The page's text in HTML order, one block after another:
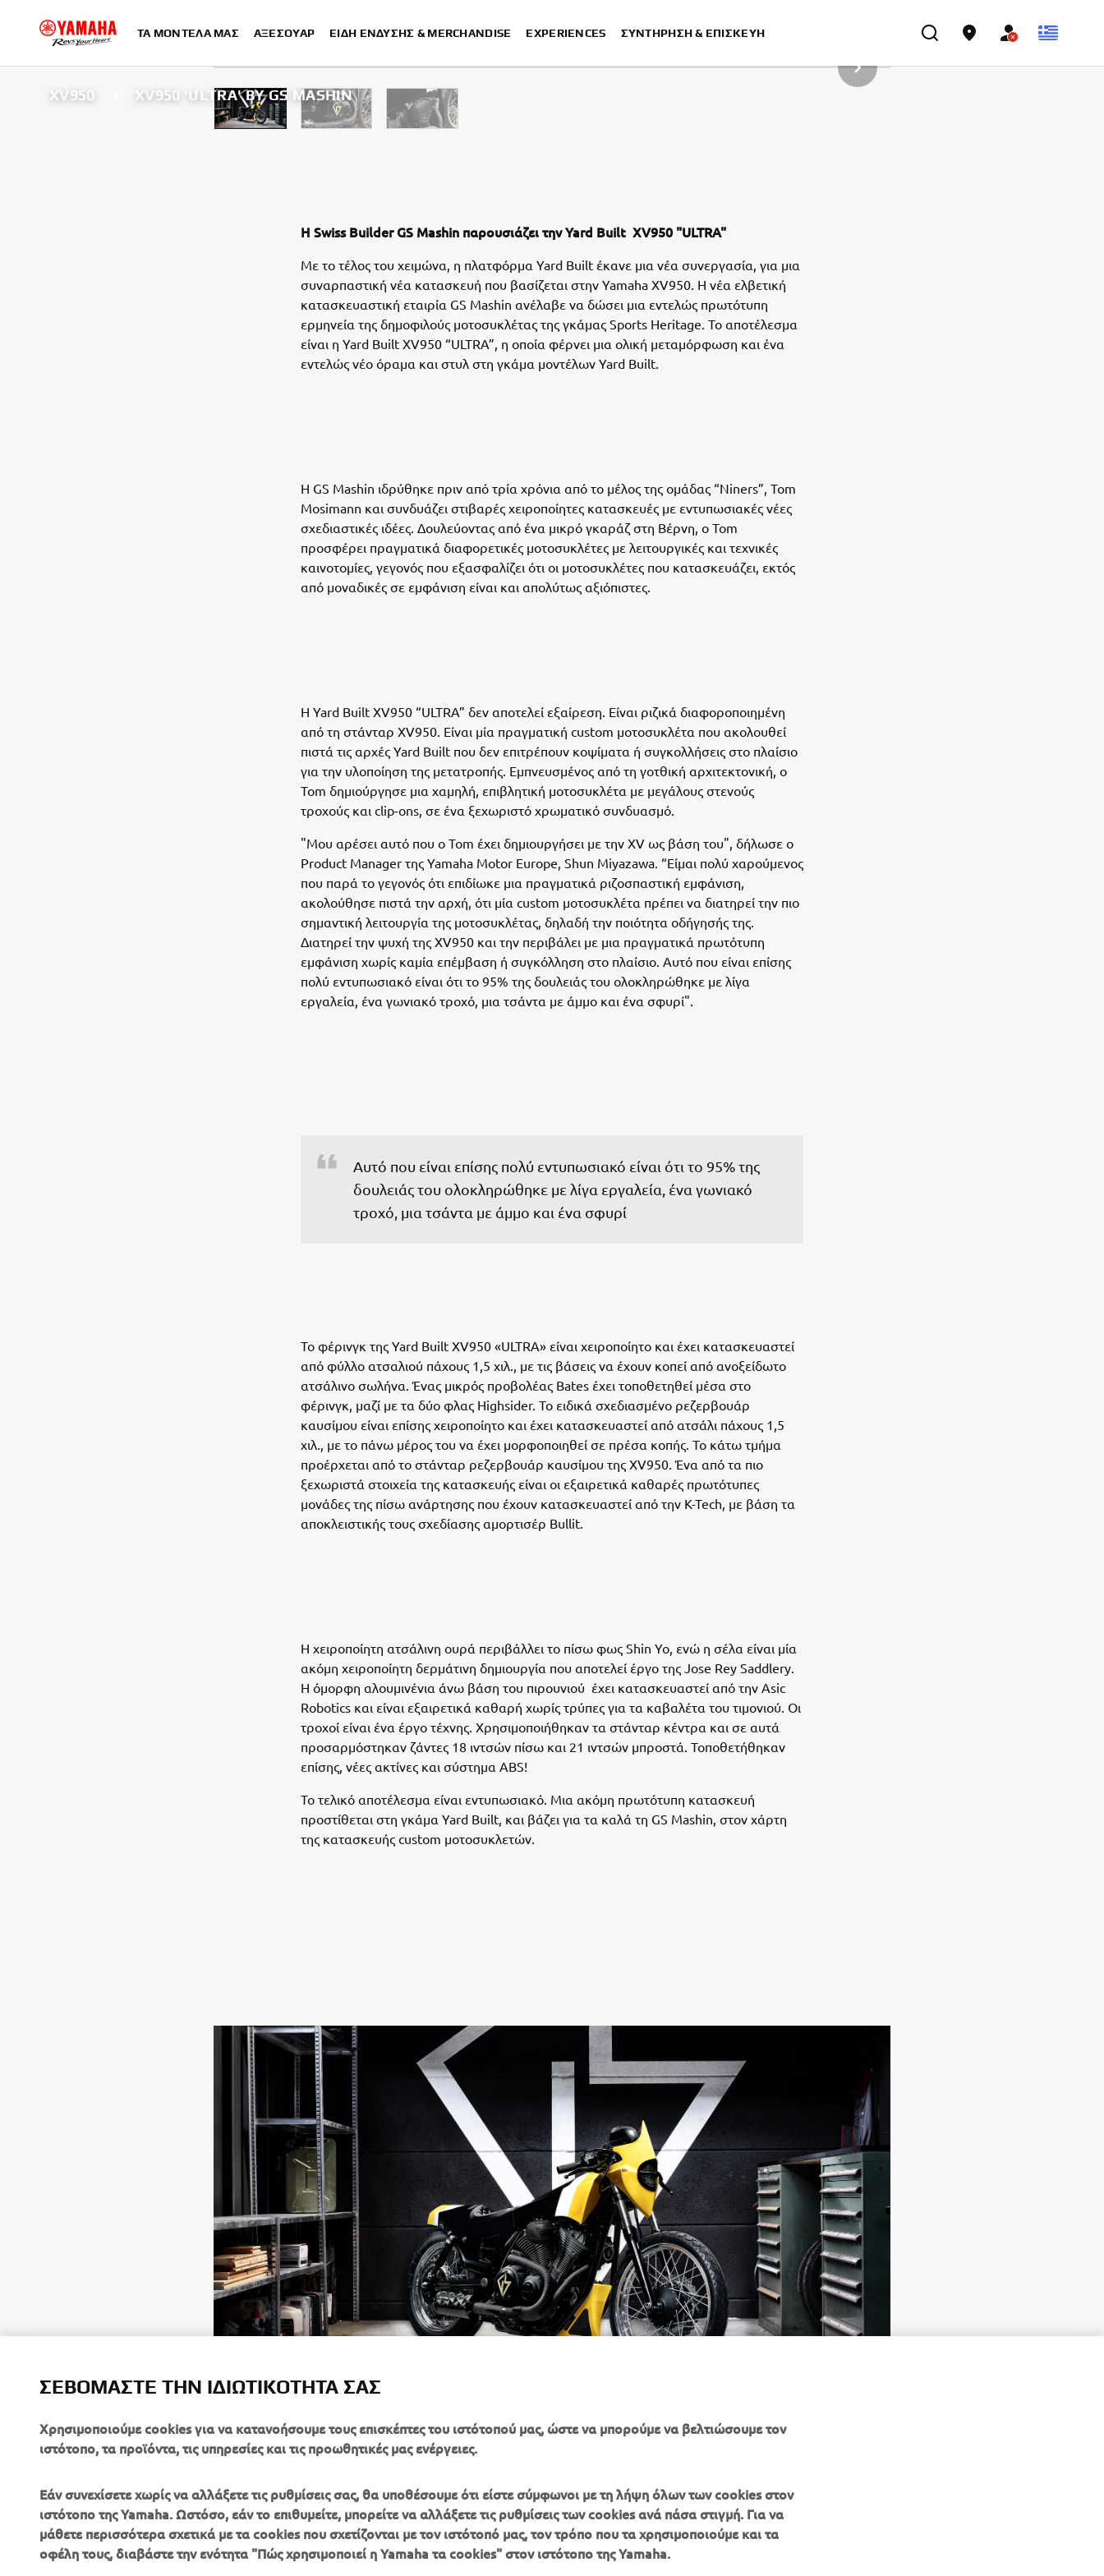
ΤΑ ΜΟΝΤΈΛΑ ΜΑΣ ΑΞΕΣΟΥΆΡ ΕΊΔΗ ΈΝΔΥΣΗΣ & MERCHANDISE EXPERIENCES ΣΥΝΤΉΡΗΣΗ & ΕΠΙΣΚΕΥΉ
XV950 XV950 'ULTRA' BY GS MASHIN
ΝΈΟ ΠΡΟΪΌΝ ΣΥΛΛΟΓΉΣ
Η Swiss Builder GS Mashin παρουσιάζει την Yard Built XV950 "ULTRA"
Με το τέλος του χειμώνα, η πλατφόρμα Yard Built έκανε μια νέα συνεργασία, για μια
συναρπαστική νέα κατασκευή που βασίζεται στην Yamaha XV950. Η νέα ελβετική
κατασκευαστική εταιρία GS Mashin ανέλαβε να δώσει μια εντελώς πρωτότυπη
ερμηνεία της δημοφιλούς μοτοσυκλέτας της γκάμας Sports Heritage. Το αποτέλεσμα
είναι η Yard Built XV950 “ULTRA”, η οποία φέρνει μια ολική μεταμόρφωση και ένα
εντελώς νέο όραμα και στυλ στη γκάμα μοντέλων Yard Built.
Η GS Mashin ιδρύθηκε πριν από τρία χρόνια από το μέλος της ομάδας “Niners”, Tom
Mosimann και συνδυάζει στιβαρές χειροποίητες κατασκευές με εντυπωσιακές νέες
σχεδιαστικές ιδέες. Δουλεύοντας από ένα μικρό γκαράζ στη Βέρνη, ο Tom
προσφέρει πραγματικά διαφορετικές μοτοσυκλέτες με λειτουργικές και τεχνικές
καινοτομίες, γεγονός που εξασφαλίζει ότι οι μοτοσυκλέτες που κατασκευάζει, εκτός
από μοναδικές σε εμφάνιση είναι και απολύτως αξιόπιστες.
Η Yard Built XV950 “ULTRA” δεν αποτελεί εξαίρεση. Είναι ριζικά διαφοροποιημένη
από τη στάνταρ XV950. Είναι μία πραγματική custom μοτοσυκλέτα που ακολουθεί
πιστά τις αρχές Yard Built που δεν επιτρέπουν κοψίματα ή συγκολλήσεις στο πλαίσιο
για την υλοποίηση της μετατροπής. Εμπνευσμένος από τη γοτθική αρχιτεκτονική, ο
Tom δημιούργησε μια χαμηλή, επιβλητική μοτοσυκλέτα με μεγάλους στενούς
τροχούς και clip-ons, σε ένα ξεχωριστό χρωματικό συνδυασμό.
"Μου αρέσει αυτό που ο Tom έχει δημιουργήσει με την XV ως βάση του", δήλωσε ο
Product Manager της Yamaha Motor Europe, Shun Miyazawa. “Είμαι πολύ χαρούμενος
που παρά το γεγονός ότι επιδίωκε μια πραγματικά ριζοσπαστική εμφάνιση,
ακολούθησε πιστά την αρχή, ότι μία custom μοτοσυκλέτα πρέπει να διατηρεί την πιο
σημαντική λειτουργία της μοτοσυκλέτας, δηλαδή την ποιότητα οδήγησής της.
Διατηρεί την ψυχή της XV950 και την περιβάλει με μια πραγματικά πρωτότυπη
εμφάνιση χωρίς καμία επέμβαση ή συγκόλληση στο πλαίσιο. Αυτό που είναι επίσης
πολύ εντυπωσιακό είναι ότι το 95% της δουλειάς του ολοκληρώθηκε με λίγα
εργαλεία, ένα γωνιακό τροχό, μια τσάντα με άμμο και ένα σφυρί".
Αυτό που είναι επίσης πολύ εντυπωσιακό είναι ότι το 95% της
δουλειάς του ολοκληρώθηκε με λίγα εργαλεία, ένα γωνιακό
τροχό, μια τσάντα με άμμο και ένα σφυρί
Το φέρινγκ της Yard Built XV950 «ULTRA» είναι χειροποίητο και έχει κατασκευαστεί
από φύλλο ατσαλιού πάχους 1,5 χιλ., με τις βάσεις να έχουν κοπεί από ανοξείδωτο
ατσάλινο σωλήνα. Ένας μικρός προβολέας Bates έχει τοποθετηθεί μέσα στο
φέρινγκ, μαζί με τα δύο φλας Highsider. Το ειδικά σχεδιασμένο ρεζερβουάρ
καυσίμου είναι επίσης χειροποίητο και έχει κατασκευαστεί από ατσάλι πάχους 1,5
χιλ., με το πάνω μέρος του να έχει μορφοποιηθεί σε πρέσα κοπής. Το κάτω τμήμα
προέρχεται από το στάνταρ ρεζερβουάρ καυσίμου της XV950. Ένα από τα πιο
ξεχωριστά στοιχεία της κατασκευής είναι οι εξαιρετικά καθαρές πρωτότυπες
μονάδες της πίσω ανάρτησης που έχουν κατασκευαστεί από την K-Tech, με βάση τα
αποκλειστικής τους σχεδίασης αμορτισέρ Bullit.
Η χειροποίητη ατσάλινη ουρά περιβάλλει το πίσω φως Shin Yo, ενώ η σέλα είναι μία
ακόμη χειροποίητη δερμάτινη δημιουργία που αποτελεί έργο της Jose Rey Saddlery.
Η όμορφη αλουμινένια άνω βάση του πιρουνιού έχει κατασκευαστεί από την Asic
Robotics και είναι εξαιρετικά καθαρή χωρίς τρύπες για τα καβαλέτα του τιμονιού. Οι
τροχοί είναι ένα έργο τέχνης. Χρησιμοποιήθηκαν τα στάνταρ κέντρα και σε αυτά
προσαρμόστηκαν ζάντες 18 ιντσών πίσω και 21 ιντσών μπροστά. Τοποθετήθηκαν
επίσης, νέες ακτίνες και σύστημα ABS!
Το τελικό αποτέλεσμα είναι εντυπωσιακό. Μια ακόμη πρωτότυπη κατασκευή
προστίθεται στη γκάμα Yard Built, και βάζει για τα καλά τη GS Mashin, στον χάρτη
της κατασκευής custom μοτοσυκλετών.
ΕΤΑΙΡΕΊΑ B2B
ΠΕΡΙΣΣΌΤΕΡΑ
YAMAHA
SUPPORT ΕΝΗΜΕΡΩΤΙΚΟ ΔΕΛΤΙΟ
ΣΕΒΌΜΑΣΤΕ ΤΗΝ ΙΔΙΩΤΙΚΌΤΗΤΆ ΣΑΣ
Χρησιμοποιούμε cookies για να κατανοήσουμε τους επισκέπτες του ιστότοπού μας, ώστε να μπορούμε να βελτιώσουμε τον
ιστότοπο, τα προϊόντα, τις υπηρεσίες και τις προωθητικές μας ενέργειες.
Εάν συνεχίσετε χωρίς να αλλάξετε τις ρυθμίσεις σας, θα υποθέσουμε ότι είστε σύμφωνοι με τη λήψη όλων των cookies στον
ιστότοπο της Yamaha. Ωστόσο, εάν το επιθυμείτε, μπορείτε να αλλάξετε τις ρυθμίσεις των cookies ανά πάσα στιγμή. Για να
μάθετε περισσότερα σχετικά με τα cookies που σχετίζονται με τον ιστότοπό μας, τον τρόπο που τα χρησιμοποιούμε και τα
οφέλη τους, διαβάστε την ενότητα "Πώς χρησιμοποιεί η Yamaha τα cookies" στον ιστότοπο της Yamaha.